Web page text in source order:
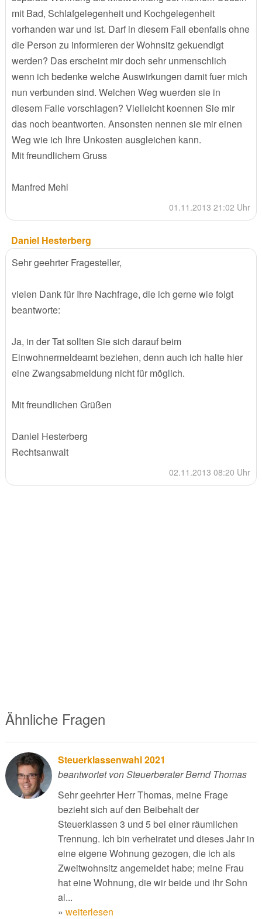
mit Bad, Schlafgelegenheit und Kochgelegenheit
vorhanden war und ist. Darf in diesem Fall ebenfalls ohne
die Person zu informieren der Wohnsitz gekuendigt
werden? Das erscheint mir doch sehr unmenschlich
wenn ich bedenke welche Auswirkungen damit fuer mich
nun verbunden sind. Welchen Weg wuerden sie in
diesem Falle vorschlagen? Vielleicht koennen Sie mir
das noch beantworten. Ansonsten nennen sie mir einen
Weg wie ich Ihre Unkosten ausgleichen kann.
Mit freundlichem Gruss
Manfred Mehl
01.11.2013 21:02 Uhr
Daniel Hesterberg
Sehr geehrter Fragesteller,
vielen Dank für Ihre Nachfrage, die ich gerne wie folgt
beantworte:
Ja, in der Tat sollten Sie sich darauf beim
Einwohnermeldeamt beziehen, denn auch ich halte hier
eine Zwangsabmeldung nicht für möglich.
Mit freundlichen Grüßen
Daniel Hesterberg
Rechtsanwalt
02.11.2013 08:20 Uhr
Ähnliche Fragen
Steuerklassenwahl 2021
beantwortet von Steuerberater Bernd Thomas
Sehr geehrter Herr Thomas, meine Frage
bezieht sich auf den Beibehalt der
Steuerklassen 3 und 5 bei einer räumlichen
Trennung. Ich bin verheiratet und dieses Jahr in
eine eigene Wohnung gezogen, die ich als
Zweitwohnsitz angemeldet habe; meine Frau
hat eine Wohnung, die wir beide und ihr Sohn
al...
» weiterlesen